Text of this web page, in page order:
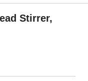
Stirrer,